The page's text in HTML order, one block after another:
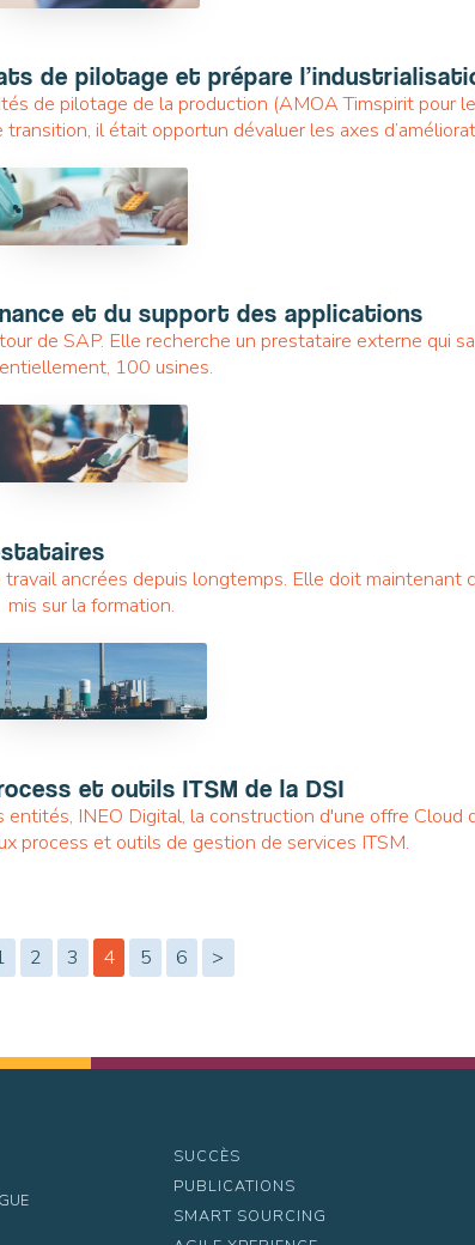
de pilotage et prépare
de pilotage de la production (AMOA Timspirit pour
il était opportun dévaluer les axes
SMART SOURCING
et du support des applications
de SAP. Elle recherche un prestataire externe qui
100 usines.
SMART SOURCING
ancrées depuis longtemps. Elle doit
mis sur la formation.
TRANSFORM TO CLOUD
et outils ITSM de la DSI
INEO Digital, la construction d'une offre
process et outils de gestion de services ITSM.
2 3 4 5 6 >
SUCCÈS
PUBLICATIONS
SMART SOURCING